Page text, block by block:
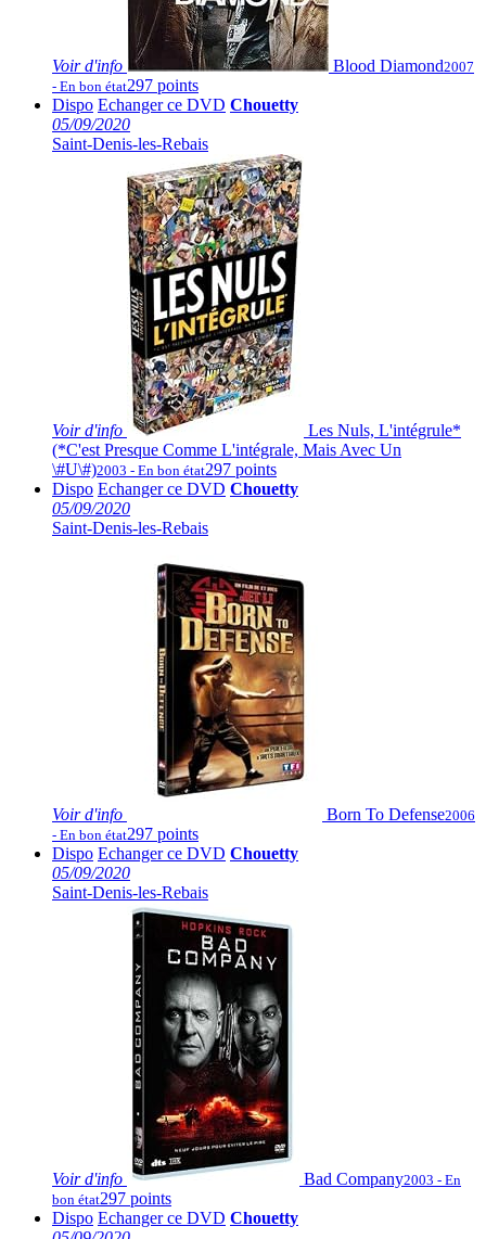
Voir d'info Blood Diamond2007
- En bon état297 points
Dispo Echanger ce DVD Chouetty
05/09/2020
Saint-Denis-les-Rebais
Voir d'info
Les Nuls, L'intégrule*
(*C'est Presque Comme L'intégrale, Mais Avec Un
\#U\#)2003 - En bon état297 points
Dispo Echanger ce DVD Chouetty
05/09/2020
Saint-Denis-les-Rebais
Voir d'info Born To Defense2006
- En bon état297 points
Dispo Echanger ce DVD Chouetty
05/09/2020
Saint-Denis-les-Rebais
Voir d'info Bad Company2003 - En
bon état297 points
Dispo Echanger ce DVD Chouetty